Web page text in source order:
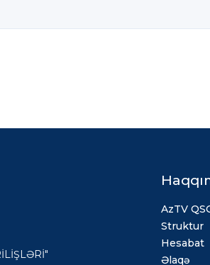
AzTV
Struktur
Hesabat
Əlaqə